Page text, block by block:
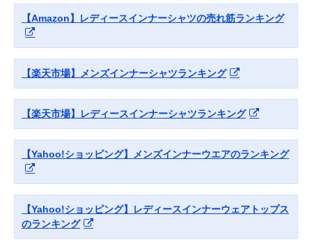
ズシルク半袖Vネ
ックT
Amazonで見る
グンゼ 快適工房
長袖丸首 KH6308
細菌の繁殖を抑え
る加工と使いやす
いカラーラインナ
Amazonで見る
Amazonで見る
スガノ工房 タンク
ナチュラルな風合
フリーサイズ
【Amazon】レディースインナーシャツの売れ筋ランキング
【楽天市場】メンズインナーシャツランキング
【楽天市場】レディースインナーシャツランキング
【Yahoo!ショッピング】メンズインナーウエアのランキング
【Yahoo!ショッピング】レディースインナーウェアトップス
のランキング